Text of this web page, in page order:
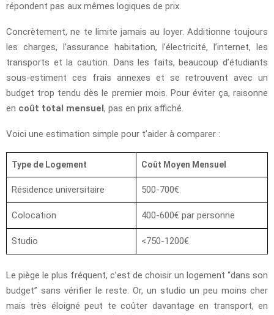
répondent pas aux mêmes logiques de prix.
Concrètement, ne te limite jamais au loyer. Additionne toujours
les charges, l’assurance habitation, l’électricité, l’internet, les
transports et la caution. Dans les faits, beaucoup d’étudiants
sous-estiment ces frais annexes et se retrouvent avec un
budget trop tendu dès le premier mois. Pour éviter ça, raisonne
en coût total mensuel, pas en prix affiché.
Voici une estimation simple pour t’aider à comparer :
Type de Logement Coût Moyen Mensuel
Résidence universitaire 500-700€
Colocation 400-600€ par personne
Studio <750-1200€
Le piège le plus fréquent, c’est de choisir un logement “dans son
budget” sans vérifier le reste. Or, un studio un peu moins cher
mais très éloigné peut te coûter davantage en transport, en